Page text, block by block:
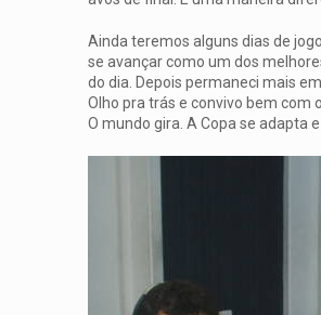
Ainda teremos alguns dias de
se avançar como um dos
do dia. Depois permaneci mais
Olho pra trás e convivo bem com
O mundo gira. A Copa se adapta